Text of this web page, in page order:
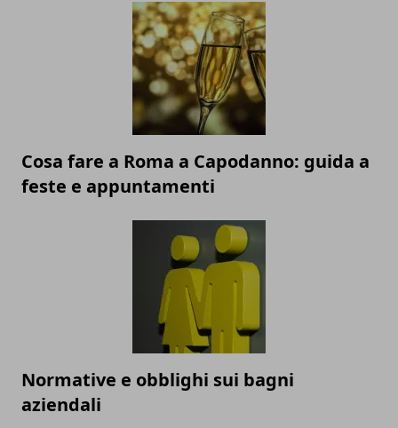
Cosa fare a Roma a Capodanno: guida a
feste e appuntamenti
Normative e obblighi sui bagni
aziendali